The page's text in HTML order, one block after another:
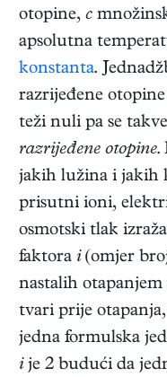
otopine, c
apsolutna
konstanta.
razrijeđene
teži nuli pa se
razrijeđene otopine.
jakih lužina i jakih
prisutni ioni,
osmotski tlak
faktora i(omjer
nastalih
tvari prije
jedna formulska
ije 2 budući da